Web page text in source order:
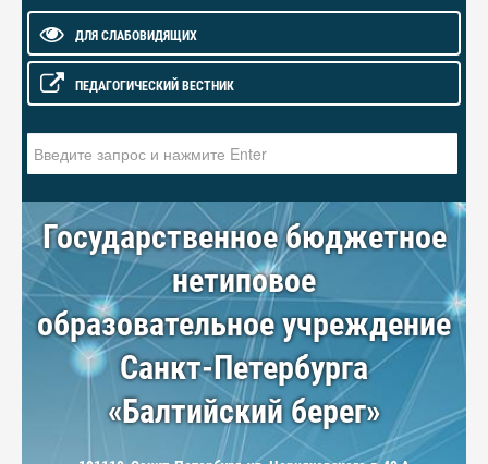
ДЛЯ СЛАБОВИДЯЩИХ
ПЕДАГОГИЧЕСКИЙ ВЕСТНИК
Государственное бюджетное
нетиповое
образовательное учреждение
Санкт-Петербурга
«Балтийский берег»